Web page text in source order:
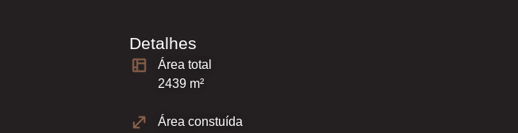
Detalhes
Área total
2439 m²
Área constuída